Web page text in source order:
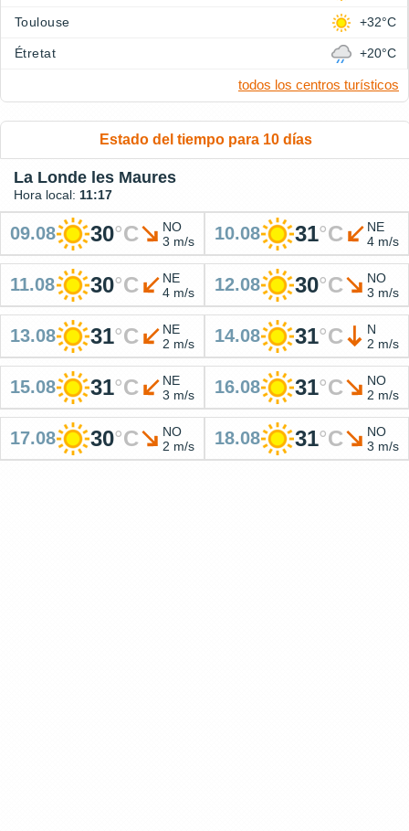
Toulouse +32°C
Étretat +20°C
todos los centros turísticos
Estado del tiempo para 10 días
La Londe les Maures
Hora local: 11:17
09.08 30°C
NO
3 m/s
10.08 31°C
NE
4 m/s
11.08 30°C
NE
4 m/s
12.08 30°C
NO
3 m/s
13.08 31°C
NE
2 m/s
14.08 31°C
N
2 m/s
15.08 31°C
NE
3 m/s
16.08 31°C
NO
2 m/s
17.08 30°C
NO
2 m/s
18.08 31°C
NO
3 m/s